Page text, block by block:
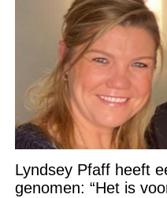
Lyndsey Pfaff heeft
genomen: “Het is